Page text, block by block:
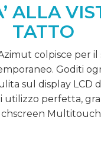
ALLA
TATTO
colpisce per il
Goditi
sul display LCD
utilizzo perfetta,